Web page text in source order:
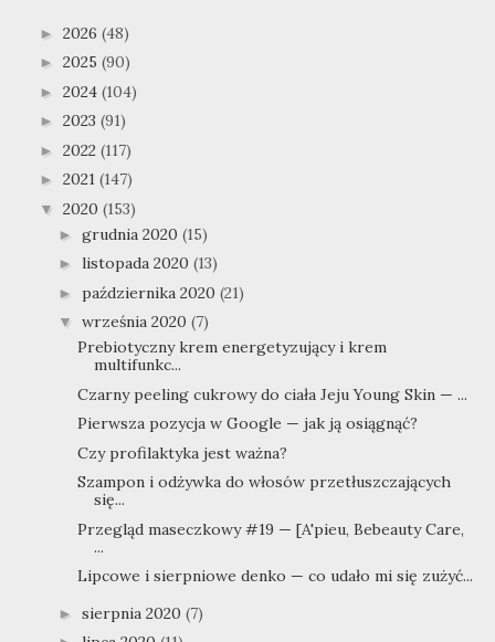
► 2026 (48)
► 2025 (90)
► 2024 (104)
► 2023 (91)
► 2022 (117)
► 2021 (147)
▼ 2020 (153)
► grudnia 2020 (15)
► listopada 2020 (13)
► października 2020 (21)
▼ września 2020 (7)
Prebiotyczny krem energetyzujący i krem
multifunkc...
Czarny peeling cukrowy do ciała Jeju Young Skin — ...
Pierwsza pozycja w Google — jak ją osiągnąć?
Czy profilaktyka jest ważna?
Szampon i odżywka do włosów przetłuszczających
się...
Przegląd maseczkowy #19 — [A'pieu, Bebeauty Care,
...
Lipcowe i sierpniowe denko — co udało mi się zużyć...
► sierpnia 2020 (7)